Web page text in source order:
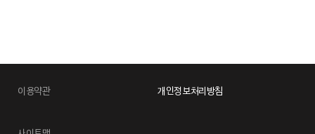
이용약관 개인정보처리방침